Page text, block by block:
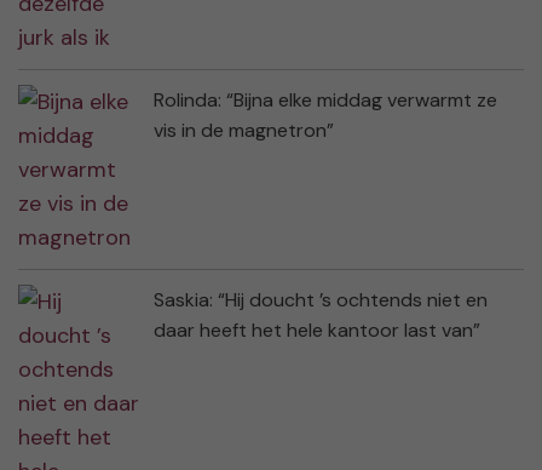
Rolinda: “Bijna elke middag verwarmt ze
vis in de magnetron”
Saskia: “Hij doucht ’s ochtends niet en
daar heeft het hele kantoor last van”